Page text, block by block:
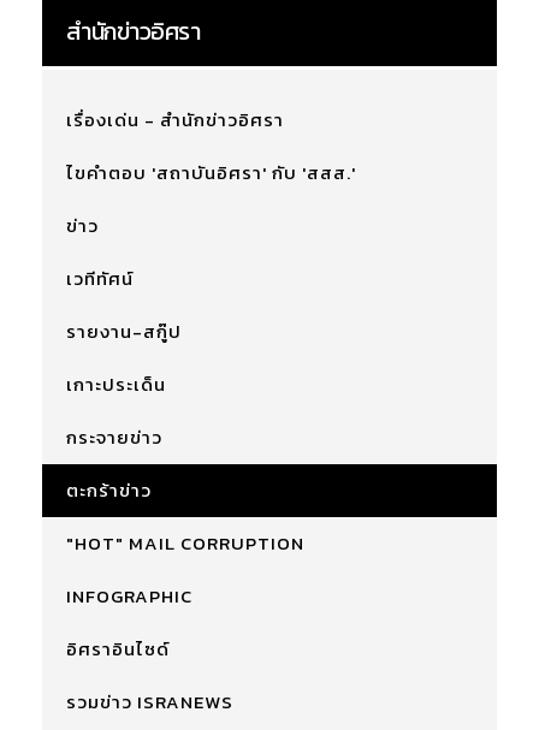
สำนักข่าวอิศรา
เรื่องเด่น - สำนักข่าวอิศรา
ไขคำตอบ 'สถาบันอิศรา' กับ 'สสส.'
ข่าว
เวทีทัศน์
รายงาน-สกู๊ป
เกาะประเด็น
กระจายข่าว
ตะกร้าข่าว
"HOT" MAIL CORRUPTION
INFOGRAPHIC
อิศราอินไซด์
รวมข่าว ISRANEWS